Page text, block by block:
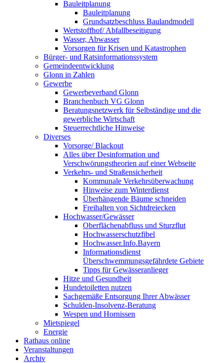
Bauleitplanung
Bauleitplanung
Grundsatzbeschluss Baulandmodell
Wertstoffhof/ Abfallbeseitigung
Wasser, Abwasser
Vorsorgen für Krisen und Katastrophen
Bürger- und Ratsinformationssystem
Gemeindeentwicklung
Glonn in Zahlen
Gewerbe
Gewerbeverband Glonn
Branchenbuch VG Glonn
Beratungsnetzwerk für Selbständige und die
gewerbliche Wirtschaft
Steuerrechtliche Hinweise
Diverses
Vorsorge/ Blackout
Alles über Desinformation und
Verschwörungstheorien auf einer Webseite
Verkehrs- und Straßensicherheit
Kommunale Verkehrsüberwachung
Hinweise zum Winterdienst
Überhängende Bäume schneiden
Freihalten von Sichtdreiecken
Hochwasser/Gewässer
Oberflächenabfluss und Sturzflut
Hochwasserschutzfibel
Hochwasser.Info.Bayern
Informationsdienst
Überschwemmungsgefährdete Gebiete
Tipps für Gewässeranlieger
Hitze und Gesundheit
Hundetoiletten nutzen
Sachgemäße Entsorgung Ihrer Abwässer
Schulden-Insolvenz-Beratung
Wespen und Hornissen
Mietspiegel
Energie
Rathaus online
Veranstaltungen
Archiv